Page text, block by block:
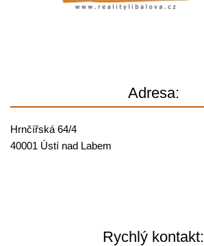
Adresa:
Hrnčířská 64/4
40001 Ústí nad Labem
Rychlý kontakt: